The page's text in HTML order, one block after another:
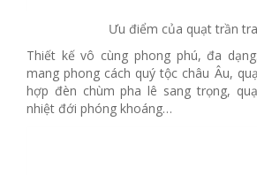
Ưu điểm của quạt trần
Thiết kế vô cùng phong phú, đa
mang phong cách quý tộc châu Âu,
hợp đèn chùm pha lê sang trọng,
nhiệt đới phóng khoáng…